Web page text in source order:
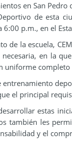
en San
de esta
p.m., en el
de la escuela,
en la
uniforme
entrenamiento
el principal
estas
también les
y el